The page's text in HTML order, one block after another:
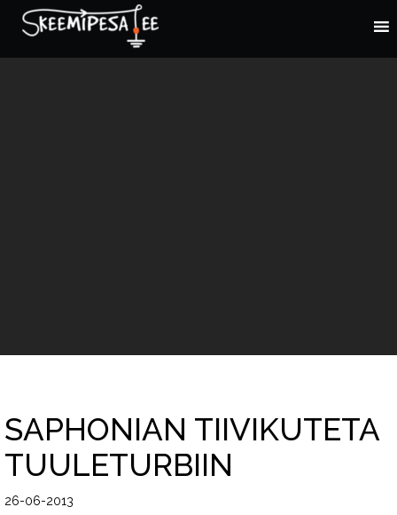
SAPHONIAN TIIVIKUTETA
TUULETURBIIN
26-06-2013